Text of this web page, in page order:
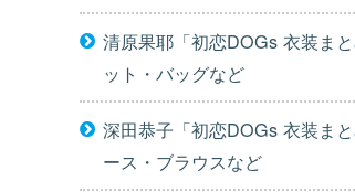
清原果耶「初恋DOGs 衣装ま
ット・バッグなど
深田恭子「初恋DOGs 衣装ま
ース・ブラウスなど